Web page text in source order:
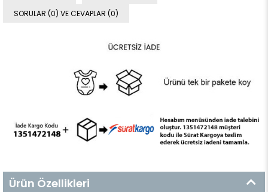
SORULAR (0) VE CEVAPLAR (0)
Ürün Özellikleri